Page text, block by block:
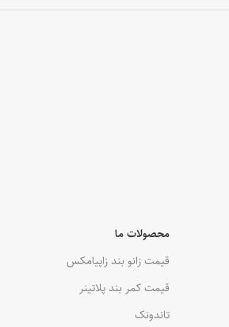
محصولات ما
قیمت زانو بند زاپیامکس
قیمت کمر بند پلاتینر
تاندونک